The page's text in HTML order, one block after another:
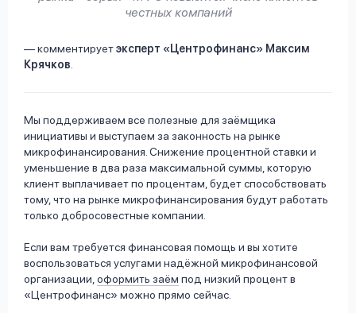
честных компаний
— комментируетэксперт «Центрофинанс» Максим
Крячков.
Мы поддерживаем все полезные для заёмщика
инициативы и выступаем за законность на рынке
микрофинансирования. Снижение процентной ставки и
уменьшение в два раза максимальной суммы, которую
клиент выплачивает по процентам, будет способствовать
тому, что на рынке микрофинансирования будут работать
только добросовестные компании.
Если вам требуется финансовая помощь и вы хотите
воспользоваться услугами надёжной микрофинансовой
организации,оформить заём под низкий процент в
«Центрофинанс» можно прямо сейчас.